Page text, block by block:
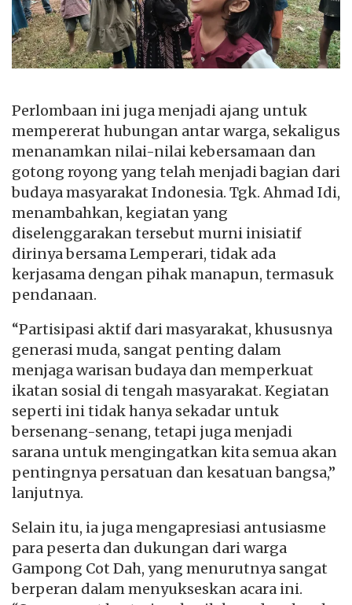
Perlombaan ini juga menjadi ajang untuk
mempererat hubungan antar warga, sekaligus
menanamkan nilai-nilai kebersamaan dan
gotong royong yang telah menjadi bagian dari
budaya masyarakat Indonesia. Tgk. Ahmad Idi,
menambahkan, kegiatan yang
diselenggarakan tersebut murni inisiatif
dirinya bersama Lemperari, tidak ada
kerjasama dengan pihak manapun, termasuk
pendanaan.
“Partisipasi aktif dari masyarakat, khususnya
generasi muda, sangat penting dalam
menjaga warisan budaya dan memperkuat
ikatan sosial di tengah masyarakat. Kegiatan
seperti ini tidak hanya sekadar untuk
bersenang-senang, tetapi juga menjadi
sarana untuk mengingatkan kita semua akan
pentingnya persatuan dan kesatuan bangsa,”
lanjutnya.
Selain itu, ia juga mengapresiasi antusiasme
para peserta dan dukungan dari warga
Gampong Cot Dah, yang menurutnya sangat
berperan dalam menyukseskan acara ini.